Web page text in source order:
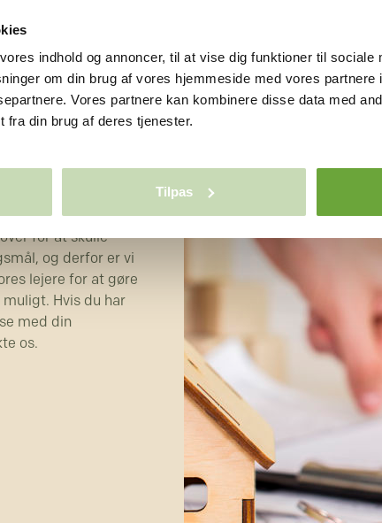
indhold og annoncer, til at vise dig funktioner til sociale
om din brug af vores hjemmeside med vores partnere
Vores partnere kan kombinere disse data med
fra din brug af deres tjenester.
Tilpas
for at skulle
og derfor er vi
lejere for at gøre
Hvis du har
med din
os.